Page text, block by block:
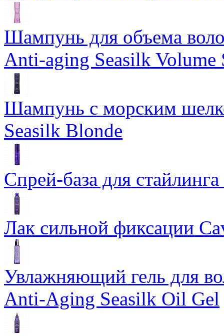
Шампунь для объема
Anti-aging Seasilk Volume
Шампунь с морским
Seasilk Blonde
Спрей-база для
Лак сильной фиксации
Увлажняющий гель для
Anti-Aging Seasilk Oil Gel